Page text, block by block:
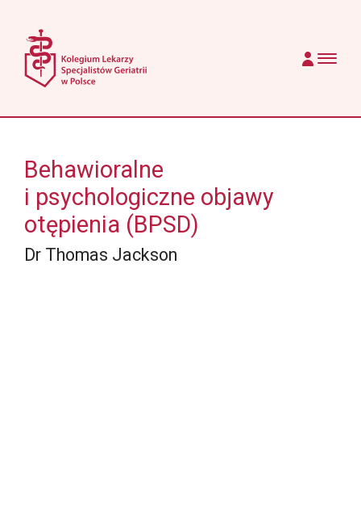
Main Navigation
Behawioralne
i psychologiczne objawy
otępienia (BPSD)
Dr Thomas Jackson